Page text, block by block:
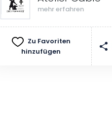
mehr erfahren
Zu Favoriten
hinzufügen